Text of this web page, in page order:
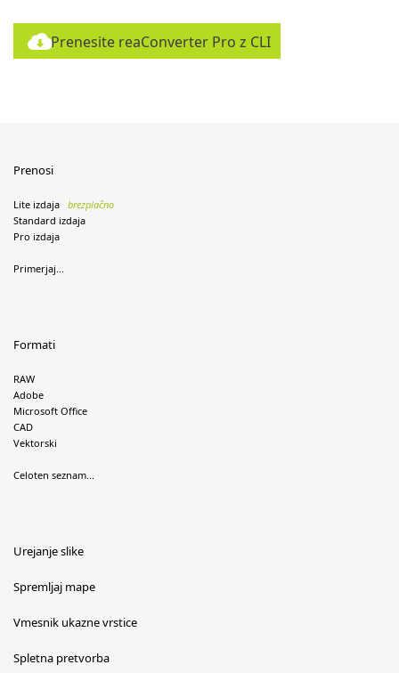
Prenesite reaConverter Pro z CLI
Prenosi
Lite izdaja brezplačno
Standard izdaja
Pro izdaja
Primerjaj...
Formati
RAW
Adobe
Microsoft Office
CAD
Vektorski
Celoten seznam...
Urejanje slike
Spremljaj mape
Vmesnik ukazne vrstice
Spletna pretvorba